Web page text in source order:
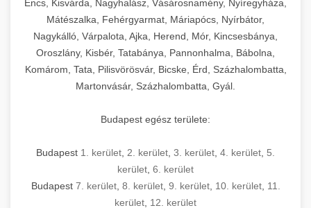
Encs, Kisvárda, Nagyhalász, Vásárosnamény, Nyíregyháza,
Mátészalka, Fehérgyarmat, Máriapócs, Nyírbátor,
Nagykálló, Várpalota, Ajka, Herend, Mór, Kincsesbánya,
Oroszlány, Kisbér, Tatabánya, Pannonhalma, Bábolna,
Komárom, Tata, Pilisvörösvár, Bicske, Érd, Százhalombatta,
Martonvásár, Százhalombatta, Gyál.
Budapest egész területe:
Budapest 1. kerület 2. kerület 3. kerület 4. kerület 5.
kerület 6. kerület
Budapest 7. kerület, 8. kerület, 9. kerület, 10. kerület, 11.
kerület 12. kerület